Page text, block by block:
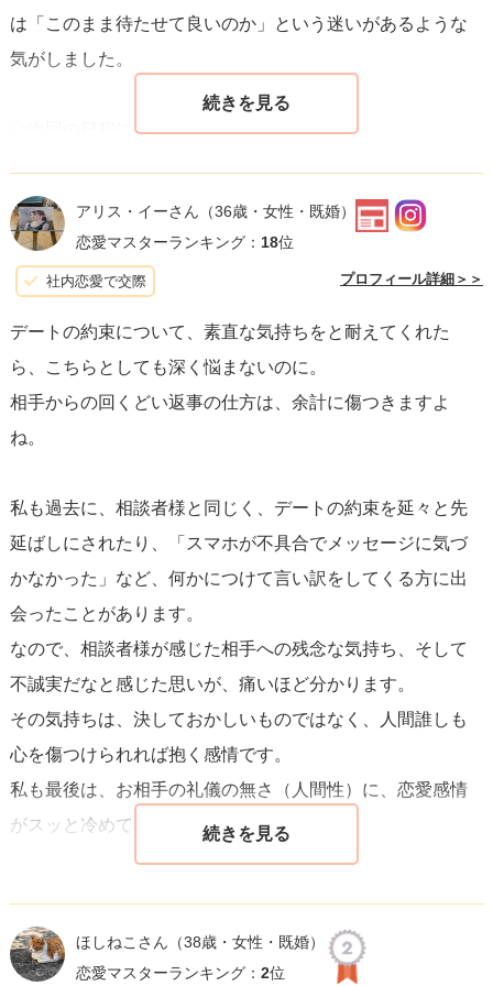
は「このまま待たせて良いのか」という迷いがあるような
気がしました。
◇次回の日程について
てこないと思います。
少なくとも、その時はまだ相談者と会いたいという気持ち
があったのでしょう。
◇LINEの名前の変更について
返信をあえてしていないという意思表示と受け取った、と
いうことで、お相手 本人にそんな意思表示があったとは思
えませんが、この場合の真実は相談者様が見ている世界で
お相手はおそらく、まだまだ良い出会いを求めている最中
で、色々な彼氏候補者とやり取りをする中で、LINEは漢字
の方がやりやすいと思って変更した、それだけだとは思い
ます。
もしくは、ただの気分転換なのかもしれません。
とにかく、軽い気持ちなんだと想像します。
◇お断りの際のアクションについて
確かに「ごめんなさい」という言葉があれば明確ですよ
ね。
私はそのように送るようにしていましたが、世の中にはフ
ワッと終わらせる人は多いです。
そしてそれを望む人もいます。
私がお断りのメッセージを送ったことに対して「わざわざ
アリス・イーさん （36歳・女性・既婚）
恋愛マスターランキング： 18位
社内恋愛で交際 プロフィール詳細＞＞
デートの約束について、素直な気持ちをと耐えてくれた
ら、こちらとしても深く悩まないのに。
相手からの回くどい返事の仕方は、余計に傷つきますよ
ね。
私も過去に、相談者様と同じく、デートの約束を延々と先
延ばしにされたり、「スマホが不具合でメッセージに気づ
かなかった」など、何かにつけて言い訳をしてくる方に出
会ったことがあります。
なので、相談者様が感じた相手への残念な気持ち、そして
不誠実だなと感じた思いが、痛いほど分かります。
その気持ちは、決しておかしいものではなく、人間誰しも
心を傷つけられれば抱く感情です。
私も最後は、お相手の礼儀の無さ（人間性）に、恋愛感情
がスッと冷めてしまいましたから。
いということです。
きっと、これまでにも同じような態度で、異性の方に接し
ほしねこさん （38歳・女性・既婚）
恋愛マスターランキング： 2位